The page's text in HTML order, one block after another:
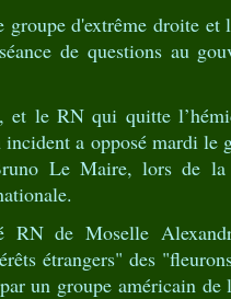
d'extrême droite
de questions au
le RN qui quitte
a opposé mardi le
Le Maire, lors de la
RN de Moselle
étrangers" des
un groupe américain de